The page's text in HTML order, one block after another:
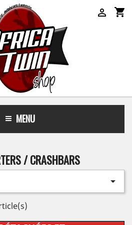
shopping_cart

MENU
/ CRASHBARS
